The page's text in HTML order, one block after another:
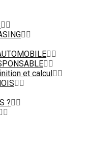
et calcul
?